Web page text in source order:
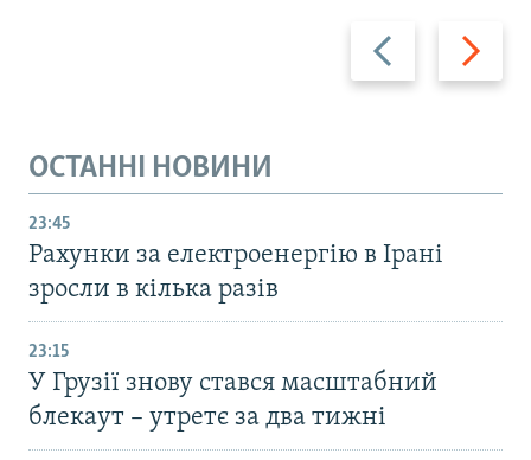
Назад Вперед
ОСТАННІ НОВИНИ
23:45
Рахунки за електроенергію в Ірані
зросли в кілька разів
23:15
У Грузії знову стався масштабний
блекаут – утретє за два тижні